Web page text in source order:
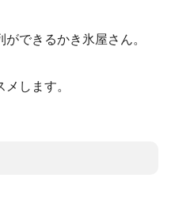
できるかき氷屋さん。
します。